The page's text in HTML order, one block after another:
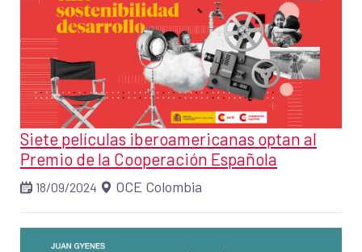
Siete películas iberoamericanas optan al
Premio de la Cooperación Española
18/09/2024 OCE Colombia